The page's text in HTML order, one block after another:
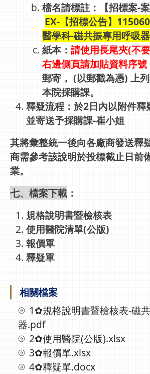
檔名請標註：【招標案-
EX-【招標公告】
醫學科-磁共振專用呼吸
紙本： 請使用長尾夾(不
右邊側頁請加貼資料序號
郵寄， (以郵戳為憑) 上
本院採購課。
釋疑流程：於2日內以附件釋
並寄送予採購課-崔小姐
其將彙整統一後向各廠商發送釋
商需參考該說明於投標截止日前
業。
七、檔案下載 ：
規格說明書暨檢核表
使用醫院清單(公版)
報價單
釋疑單
相關檔案
1✿規格說明書暨檢核表-磁
器.pdf
2✿使用醫院(公版).xlsx
3✿報價單.xlsx
4✿釋疑單.docx